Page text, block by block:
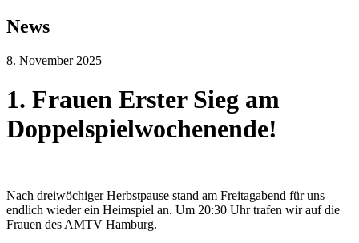
News
8. November 2025
1. Frauen Erster Sieg am
Doppelspielwochenende!
Nach dreiwöchiger Herbstpause stand am Freitagabend für uns
endlich wieder ein Heimspiel an. Um 20:30 Uhr trafen wir auf die
Frauen des AMTV Hamburg.